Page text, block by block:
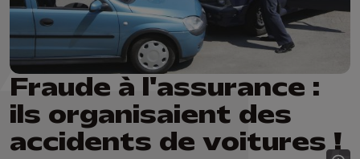
Fraude à l'assurance :
ils organisaient des
accidents de voitures !